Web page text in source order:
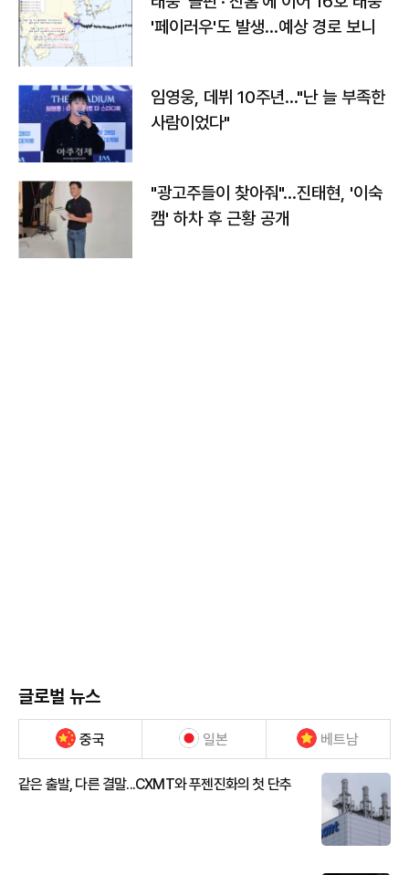
'페이러우'도 발생…예상 경로 보니
임영웅, 데뷔 10주년…"난 늘 부족한
사람이었다"
"광고주들이 찾아줘"…진태현, '이숙
캠' 하차 후 근황 공개
글로벌 뉴스
중국 일본 베트남
같은 출발, 다른 결말...CXMT와 푸젠진화의 첫 단추